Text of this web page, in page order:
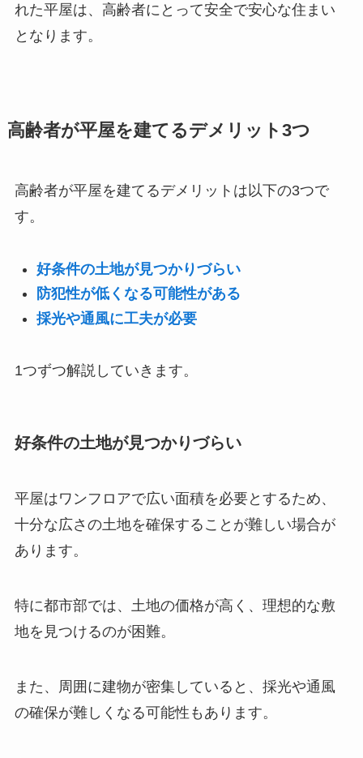
れた平屋は、高齢者にとって安全で安心な住まい
となります。
高齢者が平屋を建てるデメリット3つ
高齢者が平屋を建てるデメリットは以下の3つで
す。
好条件の土地が見つかりづらい
防犯性が低くなる可能性がある
採光や通風に工夫が必要
1つずつ解説していきます。
好条件の土地が見つかりづらい
平屋はワンフロアで広い面積を必要とするため、
十分な広さの土地を確保することが難しい場合が
あります。
特に都市部では、土地の価格が高く、理想的な敷
地を見つけるのが困難。
また、周囲に建物が密集していると、採光や通風
の確保が難しくなる可能性もあります。